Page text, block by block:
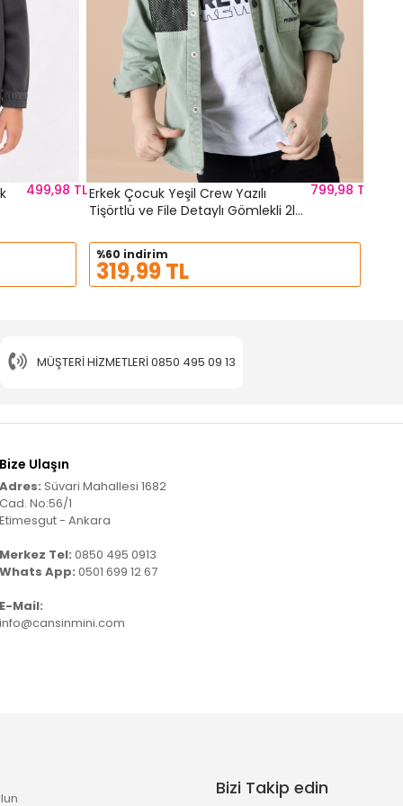
499,98 TLErkek Çocuk Yeşil Crew Yazılı
Tişörtlü ve File Detaylı Gömlekli 2li
799,98 TL
%60 indirim
319,99 TL
MÜŞTERI HIZMETLERI0850 495 09 13
Bize Ulaşın
Adres: Süvari Mahallesi 1682
Cad. No:56/1
Etimesgut - Ankara
Merkez Tel: 0850 495 0913
Whats App: 0501 699 12 67
E-Mail:
info@cansinmini.com
Bizi Takip edin